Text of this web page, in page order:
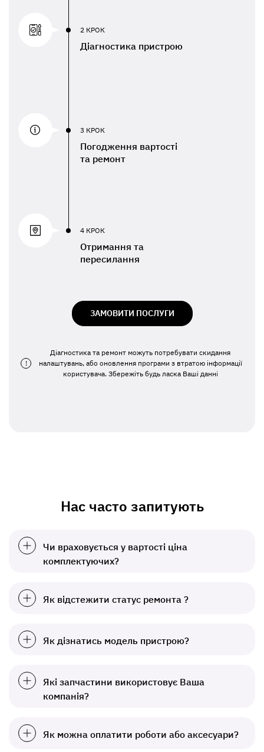
2 КРОК
Діагностика пристрою
3 КРОК
Погодження вартості
та ремонт
4 КРОК
Отримання та
пересилання
ЗАМОВИТИ ПОСЛУГИ
!
Діагностика та ремонт можуть потребувати скидання
налаштувань, або оновлення програми з втратою інформації
користувача. Збережіть будь ласка Ваші данні
Нас часто запитують
Чи враховується у вартості ціна
комплектуючих?
Як відстежити статус ремонта ?
Як дізнатись модель пристрою?
Які запчастини використовує Ваша
компанія?
Як можна оплатити роботи або аксесуари?